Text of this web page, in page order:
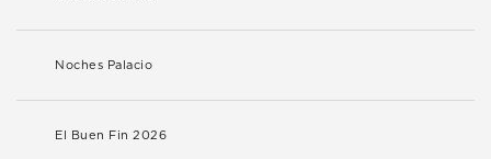
Noches Palacio
El Buen Fin 2026